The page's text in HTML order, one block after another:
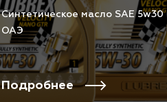
Cинтетическое масло SAE 5w30
ОАЭ
Подробнее